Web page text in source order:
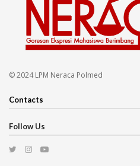
© 2024 LPM Neraca Polmed
Contacts
Follow Us